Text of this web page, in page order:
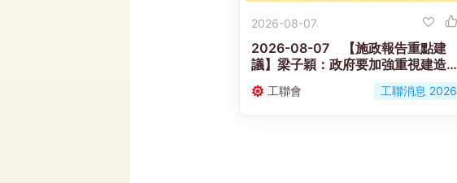
2026-08-07
2026-08-07 【施政報告重點建
議】梁子穎：政府要加強重視建造業
職業安全及工傷權益保障
工聯會 工聯消息 2026